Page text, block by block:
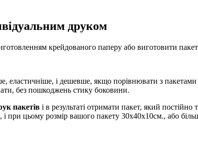
друком
крейдованого паперу або виготовити
еластичніше, і дешевше, якщо порівнювати з
без пошкоджень стику боковини.
пакетів і в результаті отримати пакет, який
при цьому розмір вашого пакету 30х40х10см., або